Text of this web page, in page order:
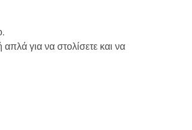
για να στολίσετε και να